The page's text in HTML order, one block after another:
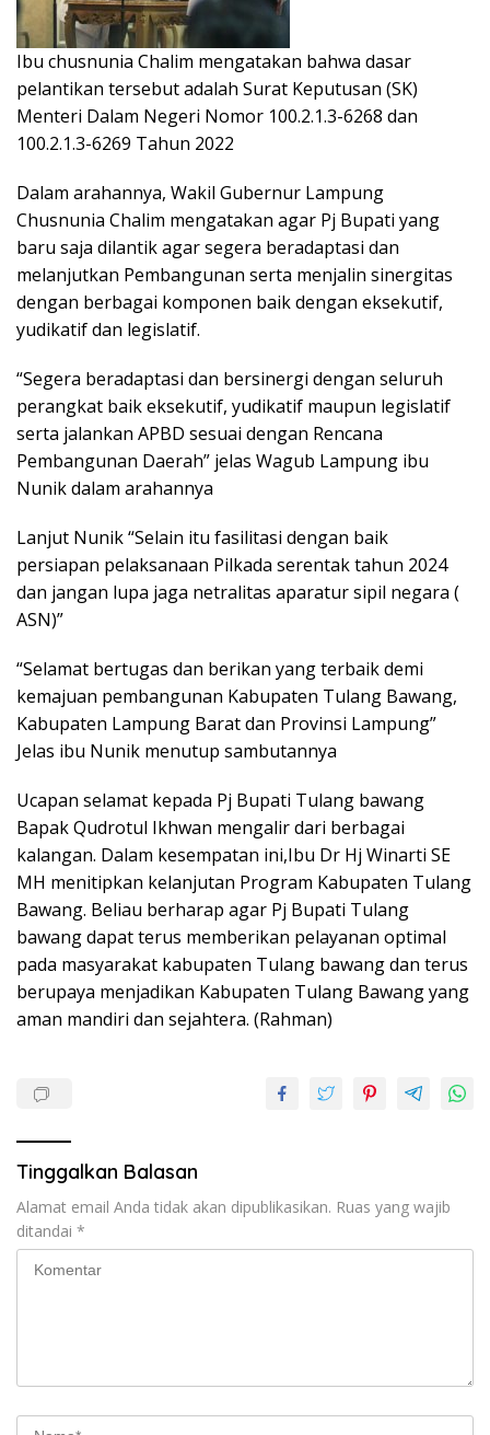
Ibu chusnunia Chalim mengatakan bahwa dasar
pelantikan tersebut adalah Surat Keputusan (SK)
Menteri Dalam Negeri Nomor 100.2.1.3-6268 dan
100.2.1.3-6269 Tahun 2022
Dalam arahannya, Wakil Gubernur Lampung
Chusnunia Chalim mengatakan agar Pj Bupati yang
baru saja dilantik agar segera beradaptasi dan
melanjutkan Pembangunan serta menjalin sinergitas
dengan berbagai komponen baik dengan eksekutif,
yudikatif dan legislatif.
“Segera beradaptasi dan bersinergi dengan seluruh
perangkat baik eksekutif, yudikatif maupun legislatif
serta jalankan APBD sesuai dengan Rencana
Pembangunan Daerah” jelas Wagub Lampung ibu
Nunik dalam arahannya
Lanjut Nunik “Selain itu fasilitasi dengan baik
persiapan pelaksanaan Pilkada serentak tahun 2024
dan jangan lupa jaga netralitas aparatur sipil negara (
ASN)”
“Selamat bertugas dan berikan yang terbaik demi
kemajuan pembangunan Kabupaten Tulang Bawang,
Kabupaten Lampung Barat dan Provinsi Lampung”
Jelas ibu Nunik menutup sambutannya
Ucapan selamat kepada Pj Bupati Tulang bawang
Bapak Qudrotul Ikhwan mengalir dari berbagai
kalangan. Dalam kesempatan ini,Ibu Dr Hj Winarti SE
MH menitipkan kelanjutan Program Kabupaten Tulang
Bawang. Beliau berharap agar Pj Bupati Tulang
bawang dapat terus memberikan pelayanan optimal
pada masyarakat kabupaten Tulang bawang dan terus
berupaya menjadikan Kabupaten Tulang Bawang yang
aman mandiri dan sejahtera. (Rahman)
Tinggalkan Balasan
Alamat email Anda tidak akan dipublikasikan. Ruas yang wajib
ditandai *